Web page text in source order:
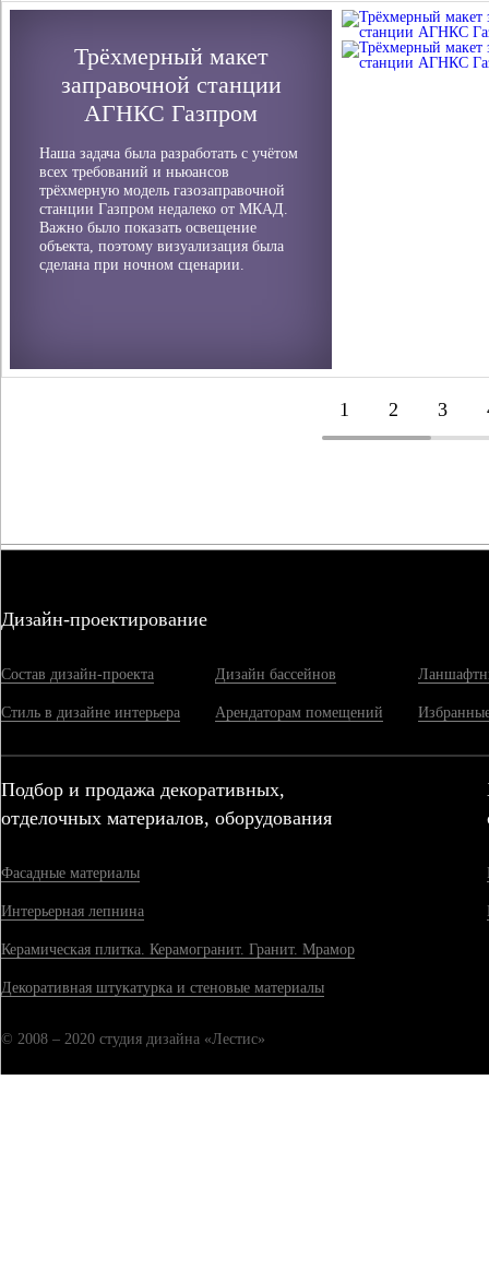
Трёхмерный макет
заправочной станции
АГНКС Газпром
Наша задача была разработать с учётом
всех требований и ньюансов
трёхмерную модель газозаправочной
станции Газпром недалеко от МКАД.
Важно было показать освещение
объекта, поэтому визуализация была
сделана при ночном сценарии.
1 2 3
Дизайн-проектирование
Состав дизайн-проекта
Стиль в дизайне интерьера
Дизайн бассейнов
Арендаторам помещений
Подбор и продажа декоративных,
отделочных материалов, оборудования
Фасадные материалы
Интерьерная лепнина
Керамическая плитка. Керамогранит. Гранит. Мрамор
Декоративная штукатурка и стеновые материалы
© 2008 – 2020 студия дизайна «Лестис»